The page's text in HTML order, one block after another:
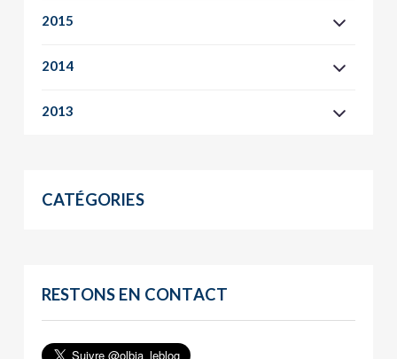
2015
2014
2013
CATÉGORIES
RESTONS EN CONTACT